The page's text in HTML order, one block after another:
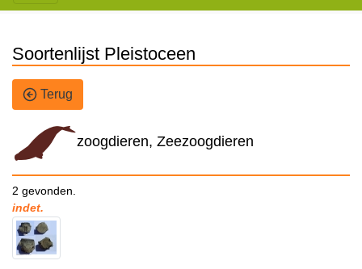
Soortenlijst Pleistoceen
Terug
zoogdieren, Zeezoogdieren
2 gevonden.
indet.